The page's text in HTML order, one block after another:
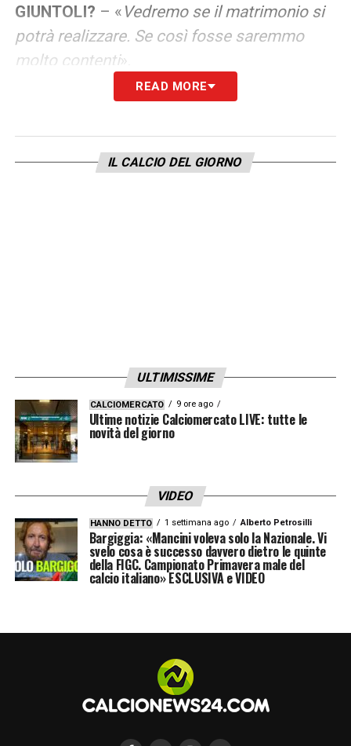
GIUNTOLI? – « Vedremo se il matrimonio si
potrà realizzare. Se così fosse saremmo
molto contenti».
– «Con D’Amico ho un rapporto
questi anni lo conosco nel dettaglio. Con lui
l’Atalanta è arrivata quinta, quarta, terza e
all’altezza. Giuntoli rappresenta uno dei
migliori dirigenti del calcio italiano, che si è
formato nelle categorie inferiori. Sono ben
consapevole però che ha tante squadre che
lo chiamano
PREMIO E FINALE DI COPPA ITALIA
«Questo premio mi gratifica moltissimo,
ringrazio tutte le persone che in questi anni
mi hanno dato tantissimo, oltre ad aver dato
PALLADINO– «Per noi la prassi è quella di
sedersi quando finirà il campionato, liberi da
READ MORE
IL CALCIO DEL GIORNO
ULTIMISSIME
CALCIOMERCATO 9 ore ago
Ultime notizie Calciomercato LIVE: tutte le
novità del giorno
VIDEO
HANNO DETTO 1 settimana ago Alberto Petrosilli
Bargiggia: «Mancini voleva solo la Nazionale. Vi
svelo cosa è successo davvero dietro le quinte
della FIGC. Campionato Primavera male del
calcio italiano» ESCLUSIVA e VIDEO